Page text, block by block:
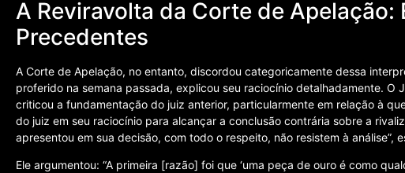
A Reviravolta da Corte de Apelação:
Precedentes
A Corte de Apelação, no entanto, discordou categoricamente dessa
proferido na semana passada, explicou seu raciocínio detalhadamente. O
criticou a fundamentação do juiz anterior, particularmente em relação à
do juiz em seu raciocínio para alcançar a conclusão contrária sobre a
apresentou em sua decisão, com todo o respeito, não resistem à análise”,
Ele argumentou: “A primeira [razão] foi que ‘uma peça de ouro é como